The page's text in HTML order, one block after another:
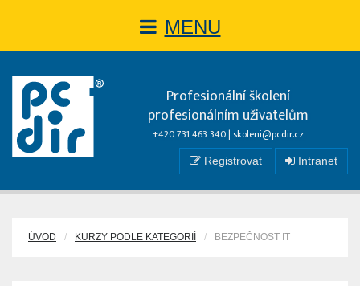
MENU
Profesionální školení
profesionálním uživatelům
+420 731 463 340 | skoleni@pcdir.cz
Registrovat Intranet
ÚVOD KURZY PODLE KATEGORIÍ BEZPEČNOST IT